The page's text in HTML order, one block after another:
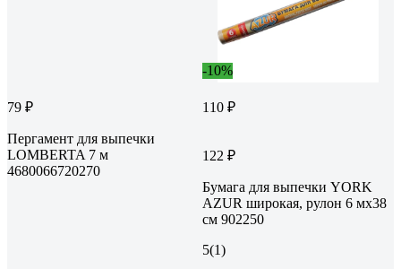
79 ₽
Пергамент для выпечки
LOMBERTA 7 м
4680066720270
-10%
110 ₽
122 ₽
Бумага для выпечки YORK
AZUR широкая, рулон 6 мх38
см 902250
5(1)